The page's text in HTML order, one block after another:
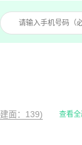
面：139) 查看